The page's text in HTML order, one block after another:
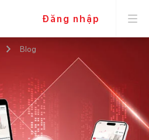
Đăng nhập
Blog